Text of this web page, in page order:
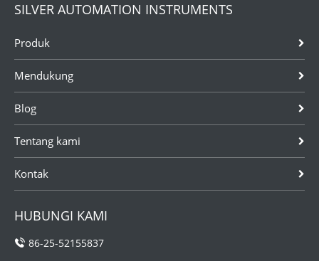
SILVER AUTOMATION INSTRUMENTS
Produk
Mendukung
Blog
Tentang kami
Kontak
HUBUNGI KAMI
86-25-52155837